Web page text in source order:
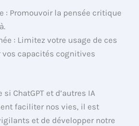
: Promouvoir la pensée critique
: Limitez votre usage de ces
capacités cognitives
ChatGPT et d’autres IA
faciliter nos vies, il est
et de développer notre